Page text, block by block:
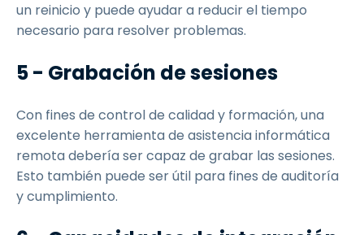
un reinicio y puede ayudar a reducir el tiempo
necesario para resolver problemas.
5 - Grabación de sesiones
Con fines de control de calidad y formación, una
excelente herramienta de asistencia informática
remota debería ser capaz de grabar las sesiones.
Esto también puede ser útil para fines de auditoría
y cumplimiento.